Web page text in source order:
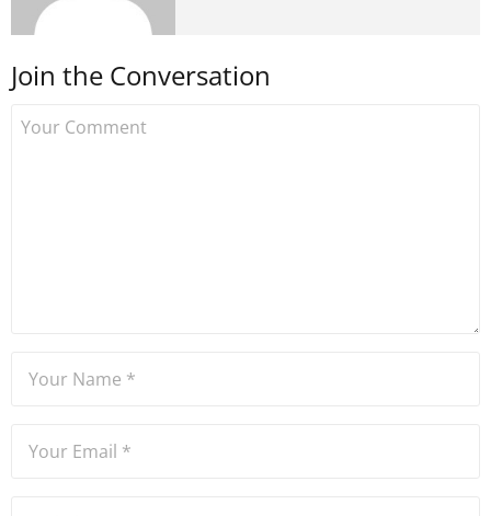
kurdu. 2017'nin Mayıs ayından
Join the Conversation